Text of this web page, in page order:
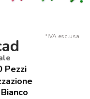
*IVA esclusa
Pezzi